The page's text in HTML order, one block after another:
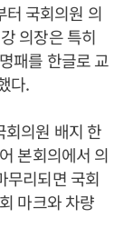
터 국회의원 의
강 의장은 특히
패를 한글로 교
다.
회의원 배지 한
본회의에서 의
무리되면 국회
마크와 차량